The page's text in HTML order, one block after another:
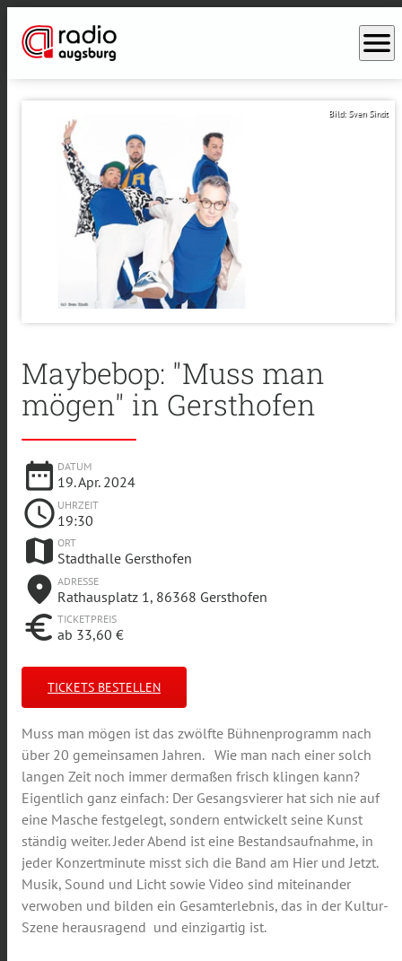
menu
Bild: Sven Sindt
Maybebop: "Muss man
mögen" in Gersthofen
date_range DATUM
19. Apr. 2024
schedule UHRZEIT
19:30
map ORT
Stadthalle Gersthofen
place ADRESSE
Rathausplatz 1, 86368 Gersthofen
euro TICKETPREIS
ab 33,60 €
TICKETS BESTELLEN
Muss man mögen ist das zwölfte Bühnenprogramm nach
über 20 gemeinsamen Jahren. Wie man nach einer solch
langen Zeit noch immer dermaßen frisch klingen kann?
Eigentlich ganz einfach: Der Gesangsvierer hat sich nie auf
eine Masche festgelegt, sondern entwickelt seine Kunst
ständig weiter. Jeder Abend ist eine Bestandsaufnahme, in
jeder Konzertminute misst sich die Band am Hier und Jetzt.
Musik, Sound und Licht sowie Video sind miteinander
verwoben und bilden ein Gesamterlebnis, das in der Kultur-
Szene herausragend und einzigartig ist.